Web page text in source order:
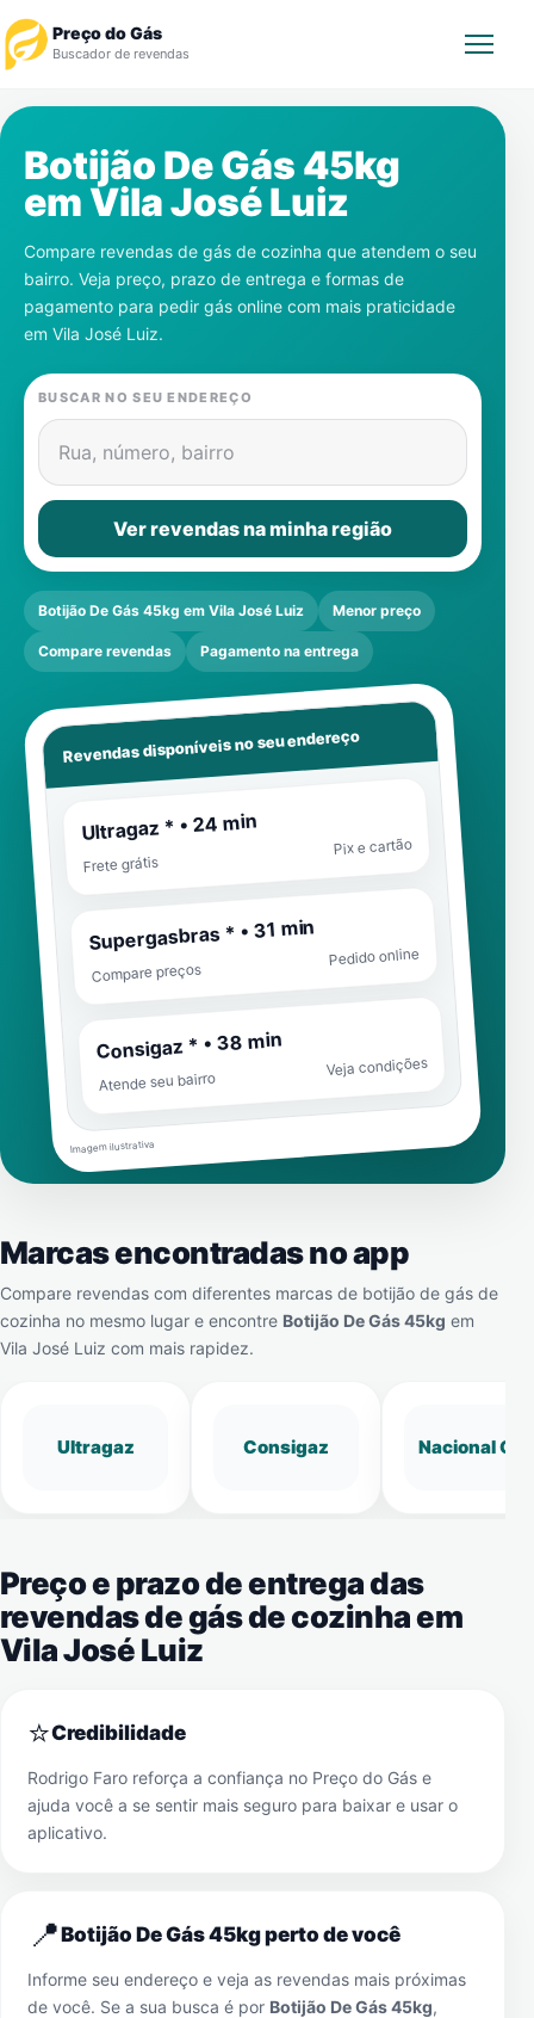
Preço do Gás
Buscador de revendas
Revendedor
Notícias
Cadastre-se
Gás
Contatos
Botijão De Gás 45kg
em Vila José Luiz
Compare revendas de gás de cozinha que atendem o seu
bairro. Veja preço, prazo de entrega e formas de
pagamento para pedir gás online com mais praticidade
em Vila José Luiz.
BUSCAR NO SEU ENDEREÇO
Rua, número, bairro
Ver revendas na minha região
Botijão De Gás 45kg em Vila José Luiz Menor preço
Compare revendas Pagamento na entrega
Revendas disponíveis no seu endereço
Ultragaz * • 24 min
Frete grátis
Pix e cartão
Supergasbras * • 31 min
Compare preços
Pedido online
Consigaz * • 38 min
Atende seu bairro
Veja condições
Imagem ilustrativa
Marcas encontradas no app
Compare revendas com diferentes marcas de botijão de gás de
cozinha no mesmo lugar e encontre Botijão De Gás 45kg em
Vila José Luiz com mais rapidez.
Ultragaz Consigaz Nacional Gás
Preço e prazo de entrega das
revendas de gás de cozinha em
Vila José Luiz
⭐Credibilidade
Rodrigo Faro reforça a confiança no Preço do Gás e
ajuda você a se sentir mais seguro para baixar e usar o
aplicativo.
📍Botijão De Gás 45kg perto de você
Informe seu endereço e veja as revendas mais próximas
de você. Se a sua busca é por Botijão De Gás 45kg,